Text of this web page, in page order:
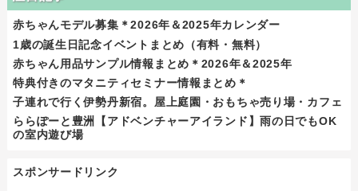
赤ちゃんモデル募集＊2026年＆2025年カレンダー
1歳の誕生日記念イベントまとめ（有料・無料）
赤ちゃん用品サンプル情報まとめ＊2026年＆2025年
特典付きのマタニティセミナー情報まとめ＊
子連れで行く伊勢丹新宿。屋上庭園・おもちゃ売り場・カフェ
ららぽーと豊洲【アドベンチャーアイランド】雨の日でもOK
の室内遊び場
スポンサードリンク